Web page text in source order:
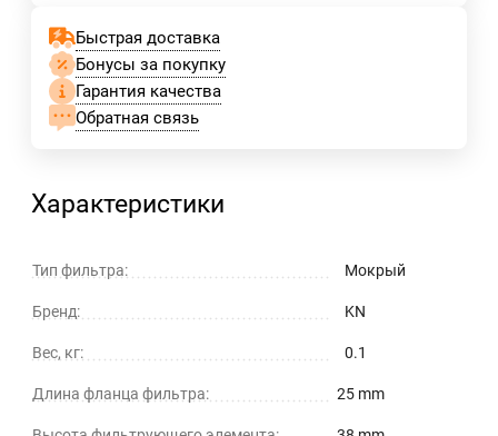
Быстрая доставка
Бонусы за покупку
Гарантия качества
Обратная связь
Характеристики
Тип фильтра: Мокрый
Бренд: KN
Вес, кг: 0.1
Длина фланца фильтра: 25 mm